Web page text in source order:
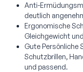
Anti-
deutlich
Ergonomische
Gleichgewicht
Gute Persönliche
Schutzbrillen,
und passend.